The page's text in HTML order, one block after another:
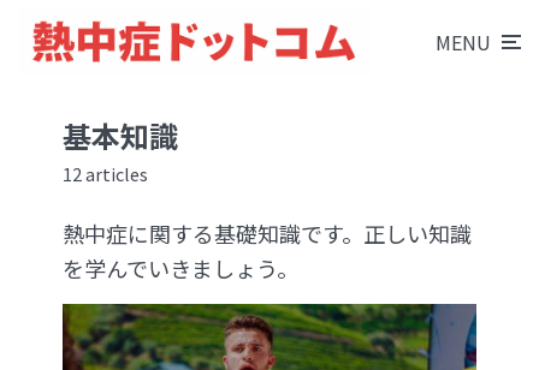
MENU
基本知識
12 articles
熱中症に関する基礎知識です。正しい知識
を学んでいきましょう。